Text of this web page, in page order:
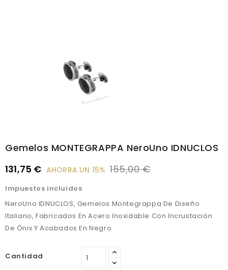
Gemelos MONTEGRAPPA NeroUno IDNUCLOS
131,75 € AHORRA UN 15% 155,00 €
Impuestos incluidos
NeroUno IDNUCLOS, Gemelos Montegrappa De Diseño
Italiano, Fabricados En Acero Inoxidable Con Incrustación
De Ónix Y Acabados En Negro.
Cantidad